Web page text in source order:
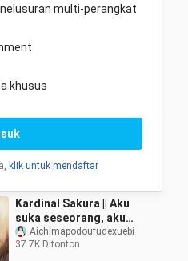
[Cardcaptor Sakura] Ah!
Aku mau mendukung
pasangan ini!
ChengQingXieYi
28.1K Ditonton
Kardinal Sakura || Aku
suka seseorang, aku
benar-benar tidak bisa
menyembunyikan
Aichimapodoufudexuebi
37.7K Ditonton